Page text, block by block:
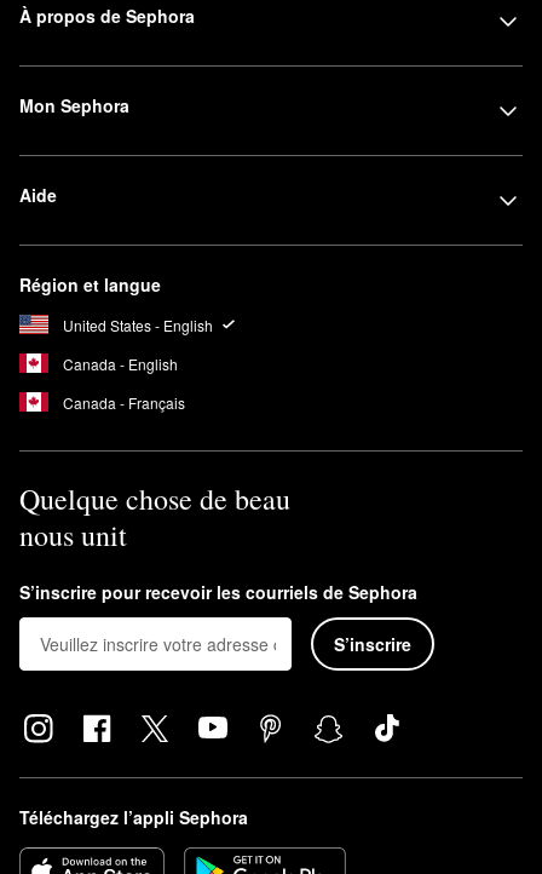
À propos de Sephora
Mon Sephora
Aide
Région et langue
United States - English
Canada - English
Canada - Français
Quelque chose de beau
nous unit
S’inscrire pour recevoir les courriels de Sephora
S’inscrire
Téléchargez l’appli Sephora